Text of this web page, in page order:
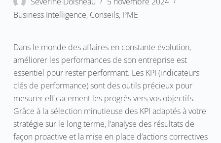
Business Intelligence, Conseils, PME
Dans le monde des affaires en constante évolution,
améliorer les performances de son entreprise est
essentiel pour rester performant. Les KPI (indicateurs
clés de performance) sont des outils précieux pour
mesurer efficacement les progrès vers vos objectifs.
Grâce à la sélection minutieuse des KPI adaptés à votre
stratégie sur le long terme, l’analyse des résultats de
façon proactive et la mise en place d’actions correctives